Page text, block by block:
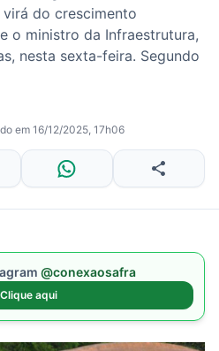
do crescimento
o ministro da Infraestrutura,
nesta sexta-feira. Segundo
em 16/12/2025, 17h06
@conexaosafra
Clique aqui